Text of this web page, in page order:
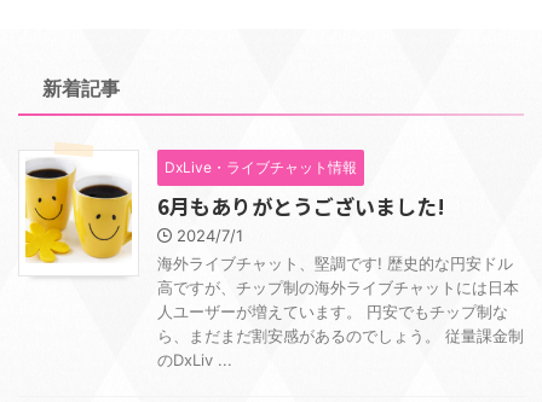
新着記事
DxLive・ライブチャット情報
6月もありがとうございました!
2024/7/1
海外ライブチャット、堅調です! 歴史的な円安ドル
高ですが、チップ制の海外ライブチャットには日本
人ユーザーが増えています。 円安でもチップ制な
ら、まだまだ割安感があるのでしょう。 従量課金制
のDxLiv ...